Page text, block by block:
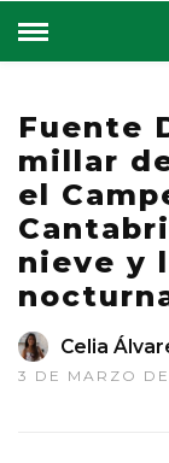
Fuente
millar
el
nieve y
Celia
3 DE MARZO